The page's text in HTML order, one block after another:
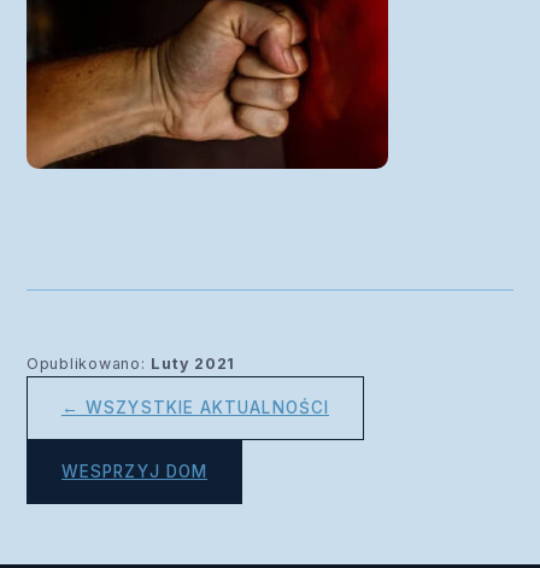
Opublikowano: Luty 2021
← WSZYSTKIE AKTUALNOŚCI
WESPRZYJ DOM